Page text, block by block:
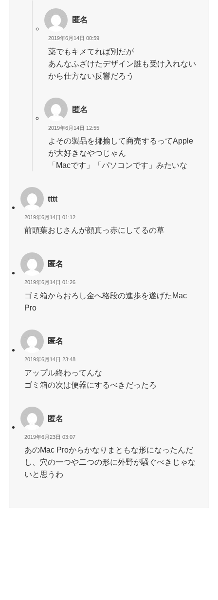
匿名
2019年6月14日 00:59
薬でもキメてれば別だが
あんなふざけたデザイン誰も受け入れない
から仕方ない反響だろう
匿名
2019年6月14日 12:55
よその製品を揶揄して商売するってApple
が大好きなやつじゃん
「Macです」「パソコンです」みたいな
tttt
2019年6月14日 01:12
前頭葉おじさんが顔真っ赤にしてるの草
匿名
2019年6月14日 01:26
ゴミ箱からおろし金へ格段の進歩を遂げたMac
Pro
匿名
2019年6月14日 23:48
アップル終わってんな
ゴミ箱の次は便器にするべきだったろ
匿名
2019年6月23日 03:07
あのMac Proからかなりまともな形になったんだ
し、穴の一つや二つの形に外野が騒ぐべきじゃな
いと思うわ